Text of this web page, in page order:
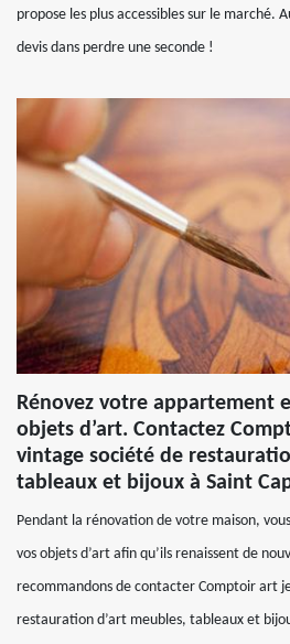
propose les plus accessibles sur le marché.
devis dans perdre une seconde !
Rénovez votre appartement
objets d’art. Contactez
vintage société de
tableaux et bijoux à Saint
Pendant la rénovation de votre maison,
vos objets d’art afin qu’ils renaissent de
recommandons de contacter Comptoir art
restauration d’art meubles, tableaux et